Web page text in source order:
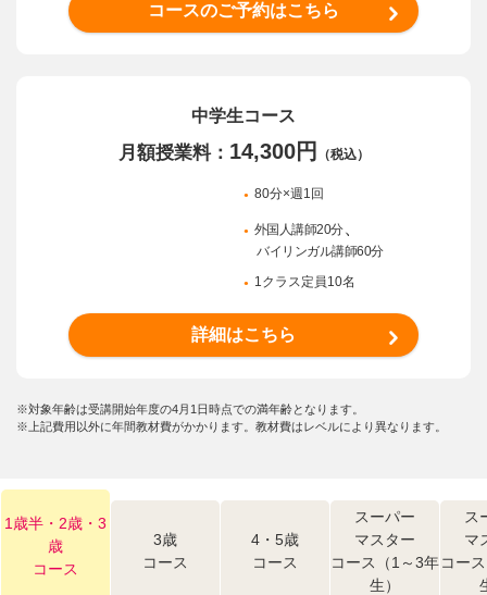
コースのご予約はこちら
中学生コース
月額授業料： 14,300円 （税込）
80分×週1回
外国人講師20分、
バイリンガル講師60分
1クラス定員10名
詳細はこちら
※対象年齢は受講開始年度の4月1日時点での満年齢となります。
※上記費用以外に年間教材費がかかります。教材費はレベルにより異なります。
1歳半・2歳・3
歳
コース
3歳
コース
4・5歳
コース
スーパー
マスター
コース（1～3年
生）
ス
マ
コー